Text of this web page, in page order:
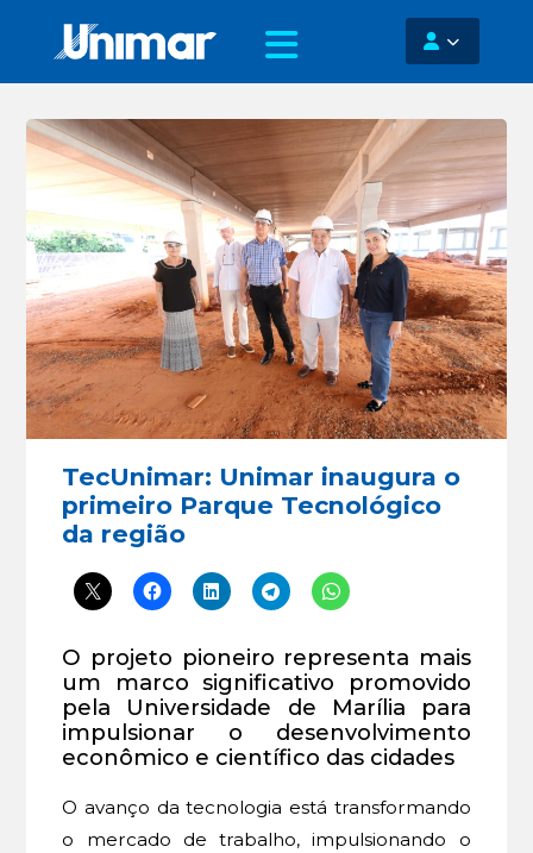
TecUnimar: Unimar inaugura o
primeiro Parque Tecnológico
da região
O projeto pioneiro representa mais
um marco significativo promovido
pela Universidade de Marília para
impulsionar o desenvolvimento
econômico e científico das cidades
O avanço da tecnologia está transformando
o mercado de trabalho, impulsionando o